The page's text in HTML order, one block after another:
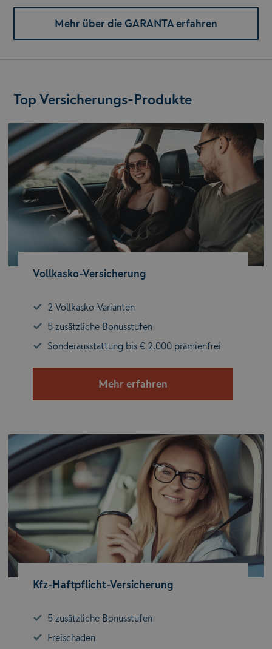
Mehr über die GARANTA erfahren
Top Versicherungs-Produkte
Vollkasko-Versicherung
2 Vollkasko-Varianten
5 zusätzliche Bonusstufen
Sonderausstattung bis € 2.000 prämienfrei
Mehr erfahren
Kfz-Haftpflicht-Versicherung
5 zusätzliche Bonusstufen
Freischaden